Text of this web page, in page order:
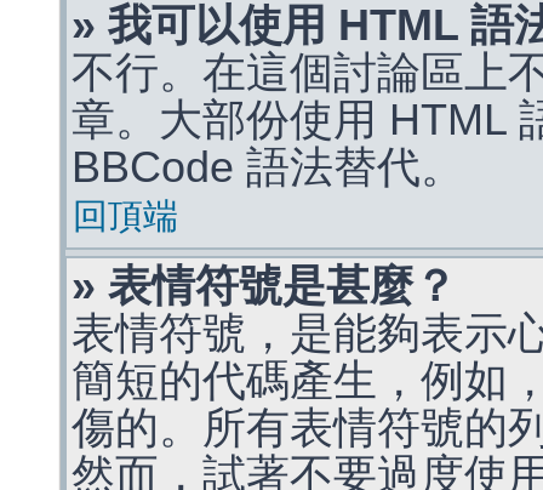
» 我可以使用 HTML 語
不行。在這個討論區上
章。大部份使用 HTML
BBCode 語法替代。
回頂端
» 表情符號是甚麼？
表情符號，是能夠表示
簡短的代碼產生，例如
傷的。所有表情符號的
然而，試著不要過度使